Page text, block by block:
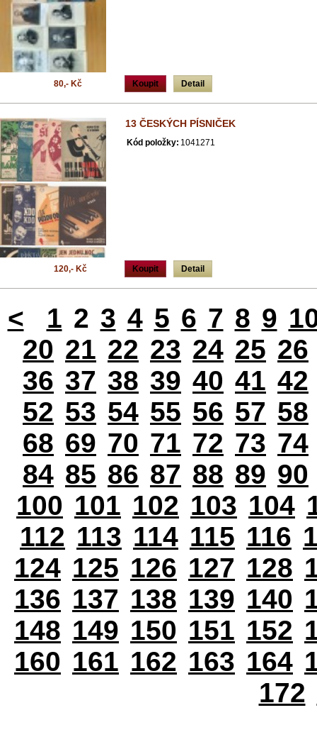
Koupit Detail
80,- Kč
13 ČESKÝCH PÍSNIČEK
Kód položky: 1041271
Koupit Detail
120,- Kč
< 1 2 3 4 5 6 7 8 9
20 21 22 23 24 25 26
36 37 38 39 40 41 42
52 53 54 55 56 57 58
68 69 70 71 72 73 74
84 85 86 87 88 89 90
100 101 102 103 104
112 113 114 115 116
124 125 126 127 128
136 137 138 139 140
148 149 150 151 152
160 161 162 163 164
172